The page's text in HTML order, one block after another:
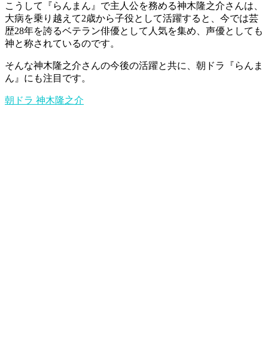
こうして『らんまん』で主人公を務める神木隆之介さんは、
大病を乗り越えて2歳から子役として活躍すると、今では芸
歴28年を誇るベテラン俳優として人気を集め、声優としても
神と称されているのです。
そんな神木隆之介さんの今後の活躍と共に、朝ドラ『らんま
ん』にも注目です。
朝ドラ 神木隆之介